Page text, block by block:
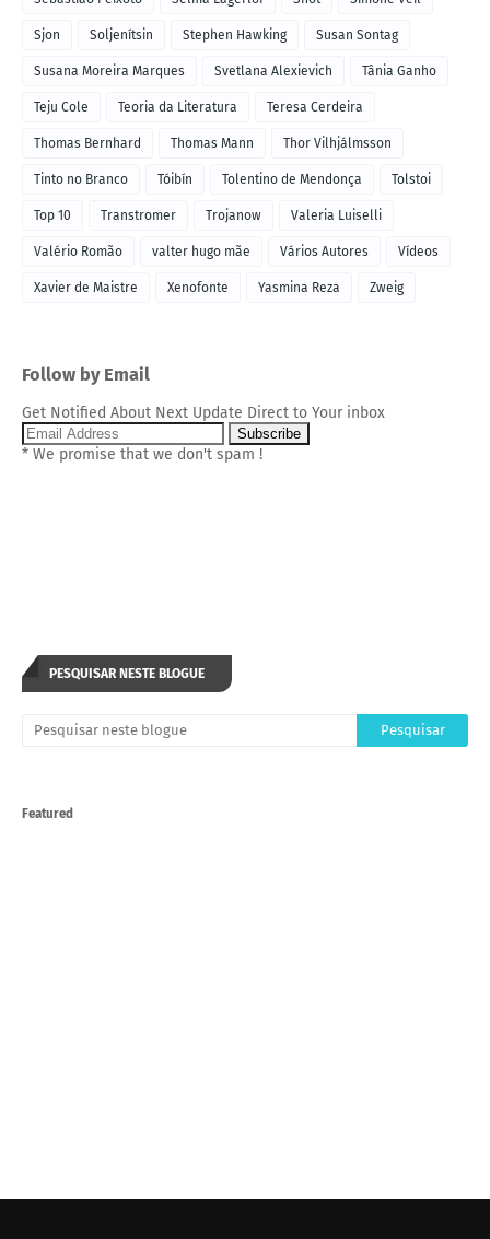
Sjon Soljenítsin Stephen Hawking Susan Sontag
Susana Moreira Marques Svetlana Alexievich Tânia Ganho
Teju Cole Teoria da Literatura Teresa Cerdeira
Thomas Bernhard Thomas Mann Thor Vilhjálmsson
Tinto no Branco Tóibín Tolentino de Mendonça Tolstoi
Top 10 Transtromer Trojanow Valeria Luiselli
Valério Romão valter hugo mãe Vários Autores Vídeos
Xavier de Maistre Xenofonte Yasmina Reza Zweig
Follow by Email
Get Notified About Next Update Direct to Your inbox
* We promise that we don't spam !
PESQUISAR NESTE BLOGUE
Featured